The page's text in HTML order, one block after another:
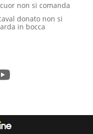
non si comanda
donato non si
in bocca